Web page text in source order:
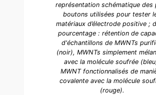
représentation schématique des
boutons utilisées pour tester
matériaux d’électrode positive ;
pourcentage : rétention de
d'échantillons de MWNTs
(noir), MWNTs simplement
avec la molécule soufrée
MWNT fonctionnalisés de
covalente avec la molécule
(rouge).